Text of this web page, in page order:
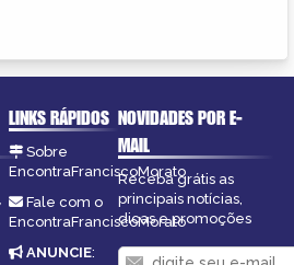
LINKS RÁPIDOS
Sobre
EncontraFranciscoMorato
Fale com o
EncontraFranciscoMorato
ANUNCIE:
NOVIDADES POR E-
MAIL
Receba grátis as
principais notícias,
dicas e promoções